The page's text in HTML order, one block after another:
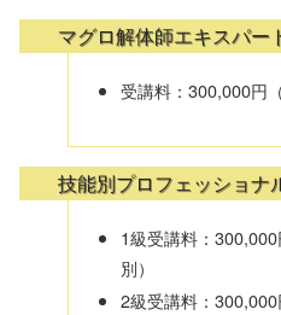
マグロ解体師エキスパー
受講料：300,000円
技能別プロフェッショナ
1級受講料：
別）
2級受講料：